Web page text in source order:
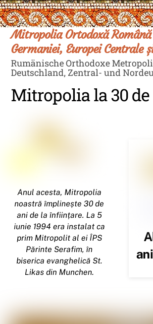
Skip
to
content
Mitropolia Ortodoxă
Germaniei, Europei Centrale
Rumänische Orthodoxe
Deutschland, Zentral- und
Mitropolia la 30
Anul acesta, Mitropolia
noastră împlinește 30 de
ani de la înființare. La 5
iunie 1994 era instalat ca
prim Mitropolit al ei ÎPS
Părinte Serafim, în
biserica evanghelică St.
Likas din Munchen.